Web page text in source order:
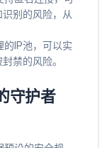
别的风险，从
的IP池，可以实
禁的风险。
守护者